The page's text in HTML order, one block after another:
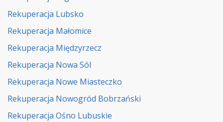
Rekuperacja Lubsko
Rekuperacja Małomice
Rekuperacja Międzyrzecz
Rekuperacja Nowa Sól
Rekuperacja Nowe Miasteczko
Rekuperacja Nowogród Bobrzański
Rekuperacja Ośno Lubuskie